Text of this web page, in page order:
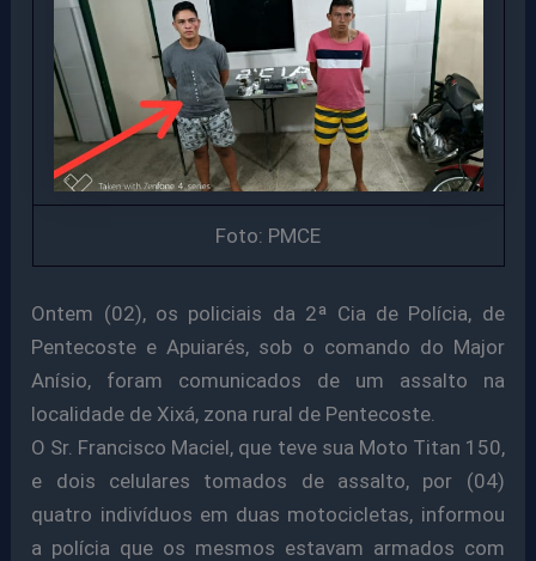
Foto: PMCE
Ontem (02), os policiais da 2ª Cia de Polícia, de
Pentecoste e Apuiarés, sob o comando do Major
Anísio, foram comunicados de um assalto na
localidade de Xixá, zona rural de Pentecoste.
O Sr. Francisco Maciel, que teve sua Moto Titan 150,
e dois celulares tomados de assalto, por (04)
quatro indivíduos em duas motocicletas, informou
a polícia que os mesmos estavam armados com